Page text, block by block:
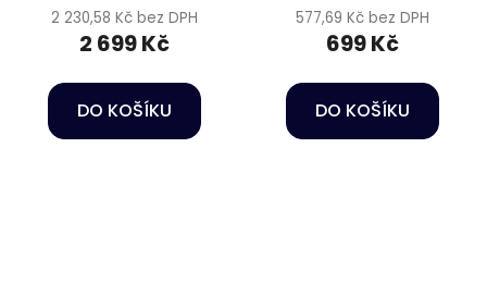
2 230,58 Kč bez DPH
2 699 Kč
DO KOŠÍKU
577,69 Kč bez DPH
699 Kč
DO KOŠÍKU